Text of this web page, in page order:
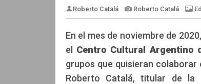
Roberto Catalá Roberto
En el mes de noviembre de
el Centro Cultural Argentino
grupos que quisieran
Roberto Catalá, titular de la